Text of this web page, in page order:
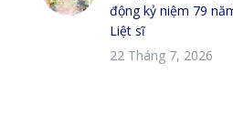
động kỷ niệm 79
Liệt sĩ
22 Tháng 7, 2026